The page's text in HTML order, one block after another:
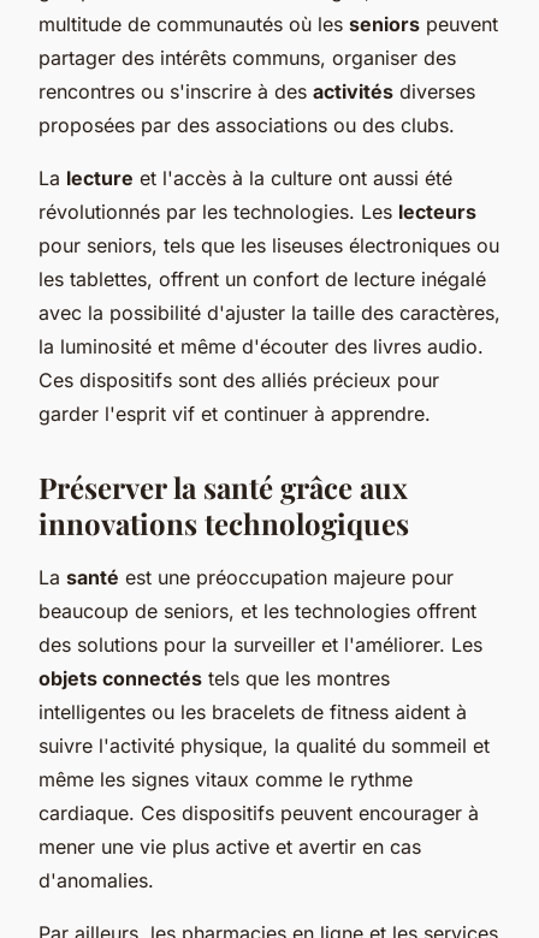
multitude de communautés où les seniors peuvent
partager des intérêts communs, organiser des
rencontres ou s'inscrire à des activités diverses
proposées par des associations ou des clubs.
La lecture et l'accès à la culture ont aussi été
révolutionnés par les technologies. Les lecteurs
pour seniors, tels que les liseuses électroniques ou
les tablettes, offrent un confort de lecture inégalé
avec la possibilité d'ajuster la taille des caractères,
la luminosité et même d'écouter des livres audio.
Ces dispositifs sont des alliés précieux pour
garder l'esprit vif et continuer à apprendre.
Préserver la santé grâce aux
innovations technologiques
La santé est une préoccupation majeure pour
beaucoup de seniors, et les technologies offrent
des solutions pour la surveiller et l'améliorer. Les
objets connectés tels que les montres
intelligentes ou les bracelets de fitness aident à
suivre l'activité physique, la qualité du sommeil et
même les signes vitaux comme le rythme
cardiaque. Ces dispositifs peuvent encourager à
mener une vie plus active et avertir en cas
d'anomalies.
Par ailleurs, les pharmacies en ligne et les services